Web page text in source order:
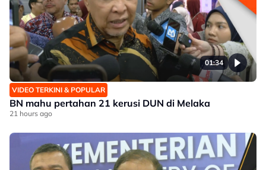
01:34
VIDEO TERKINI & POPULAR
BN mahu pertahan 21 kerusi DUN di Melaka
21 hours ago